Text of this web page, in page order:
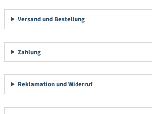
Versand und Bestellung
Zahlung
Reklamation und Widerruf